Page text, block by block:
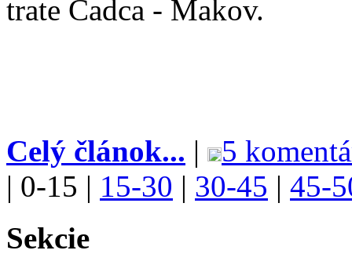
trate Čadca - Makov.
Celý článok... |
5
| 0-15 | 15-30 | 30-45 | 45-
Sekcie